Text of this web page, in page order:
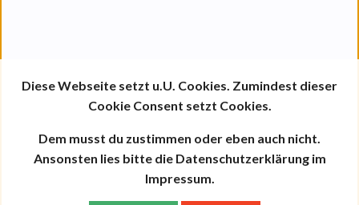
Diese Webseite setzt u.U. Cookies. Zumindest dieser
Cookie Consent setzt Cookies.
Dem musst du zustimmen oder eben auch nicht.
Ansonsten lies bitte die Datenschutzerklärung im
Impressum.